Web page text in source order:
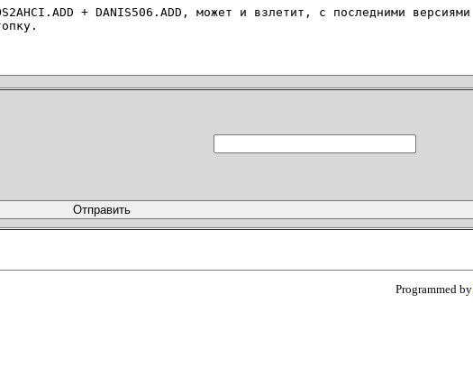
Programmed by